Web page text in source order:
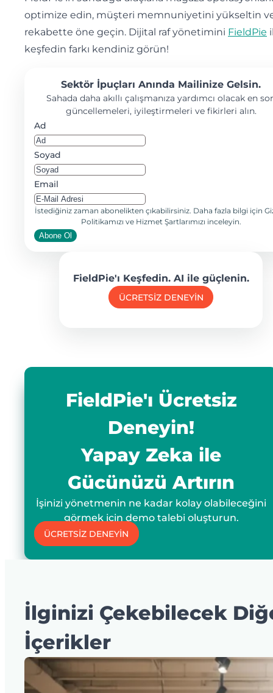
optimize edin, müşteri memnuniyetini yükseltin
rekabette öne geçin. Dijital raf yönetimini FieldPie
keşfedin farkı kendiniz görün!
Sektör İpuçları Anında Mailinize Gelsin.
Sahada daha akıllı çalışmanıza yardımcı olacak en
güncellemeleri, iyileştirmeleri ve fikirleri alın.
Ad
Soyad
Email
İstediğiniz zaman abonelikten çıkabilirsiniz. Daha fazla bilgi için
Politikamızı ve Hizmet Şartlarımızı inceleyin.
Abone Ol
FieldPie'ı Keşfedin. AI ile güçlenin.
ÜCRETSİZ DENEYİN
FieldPie'ı Ücretsiz
Deneyin!
Yapay Zeka ile
Gücünüzü Artırın
İşinizi yönetmenin ne kadar kolay olabileceğini
görmek için demo talebi oluşturun.
ÜCRETSİZ DENEYİN
İlginizi Çekebilecek
İçerikler